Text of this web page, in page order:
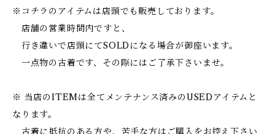
※コチラのアイテムは店頭でも販売しております。
店舗の営業時間内ですと、
行き違いで店頭にてSOLDになる場合が御座います。
一点物の古着です、その際にはご了承下さいませ。
※ 当店のITEMは全てメンテナンス済みのUSEDアイテムと
なります。
古着に抵抗のある方や、苦手な方はご購入をお控え下さい